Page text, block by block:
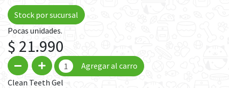
Stock por sucursal
Pocas unidades.
$ 21.990
Agregar al carro
Clean Teeth Gel